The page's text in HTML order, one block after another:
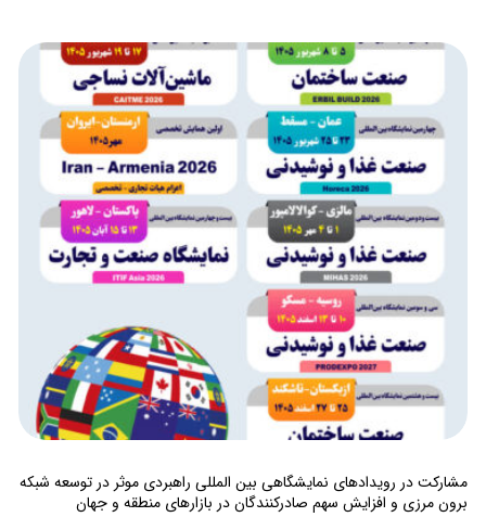
مشارکت در رویدادهای نمایشگاهی بین المللی راهبردی موثر در توسعه شبکه
برون مرزی و افزایش سهم صادرکنندگان در بازارهای منطقه و جهان